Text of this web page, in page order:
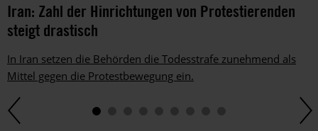
Iran: Zahl der Hinrichtungen von Protestierenden
steigt drastisch
In Iran setzen die Behörden die Todesstrafe zunehmend als
Mittel gegen die Protestbewegung ein.